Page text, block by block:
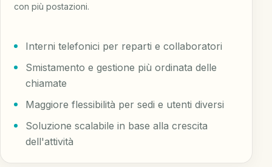
con più postazioni.
Interni telefonici per reparti e collaboratori
Smistamento e gestione più ordinata delle
chiamate
Maggiore flessibilità per sedi e utenti diversi
Soluzione scalabile in base alla crescita
dell'attività